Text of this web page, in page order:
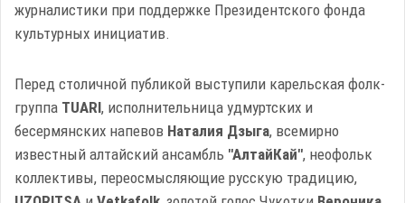
журналистики при поддержке Президентского фонда
культурных инициатив.
Перед столичной публикой выступили карельская фолк-
группа TUАRI, исполнительница удмуртских и
бесермянских напевов Наталия Дзыга, всемирно
известный алтайский ансамбль "АлтайКай", неофольк
коллективы, переосмысляющие русскую традицию,